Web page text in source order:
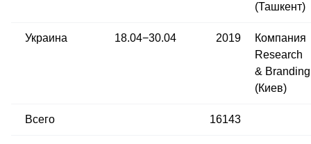
(Ташкент)
Украина 18.04−30.04 2019
Компания
Research
&
(Киев)
Всего 16143